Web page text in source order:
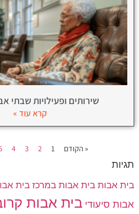
שירותים ופעילויות שבתי
קרא עוד »
« הקודם 1
2
3
4
תגיות
בית אבות בית אבות במרכז בית
אבות סיעודי בית אבות